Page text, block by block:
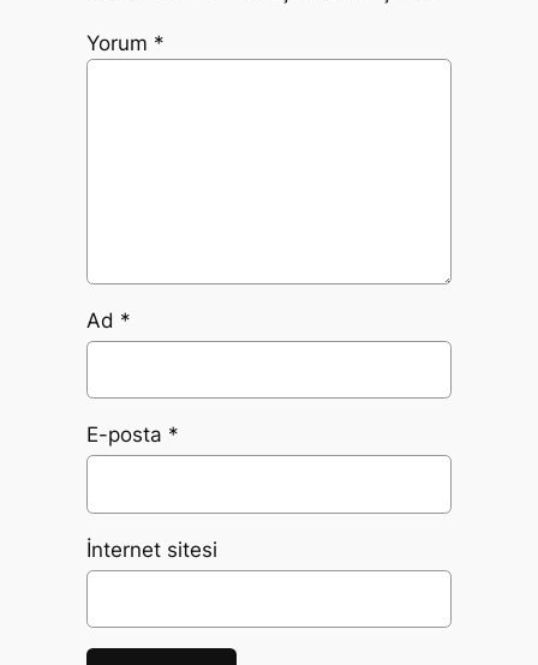
Yorum *
Ad *
E-posta *
İnternet sitesi